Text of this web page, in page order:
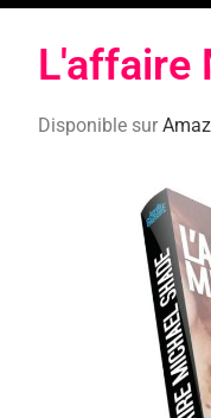
L'affaire
Disponible sur